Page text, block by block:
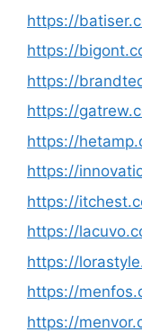
https://
https://
https://
https://
https://
https://
https://
https://
https://
https://
https://